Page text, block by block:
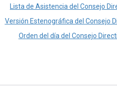
Lista de Asistencia del Consejo
Versión Estenográfica del Consejo
Orden del día del Consejo